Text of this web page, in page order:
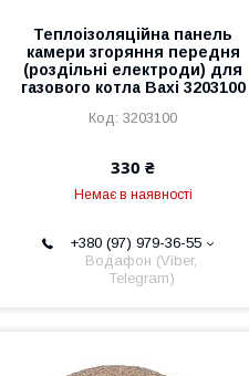
Теплоізоляційна панель
камери згоряння передня
(роздільні електроди) для
газового котла Baxi 3203100
3203100
330 ₴
Немає в наявності
+380 (97) 979-36-55
Водафон (Viber,
Telegram)